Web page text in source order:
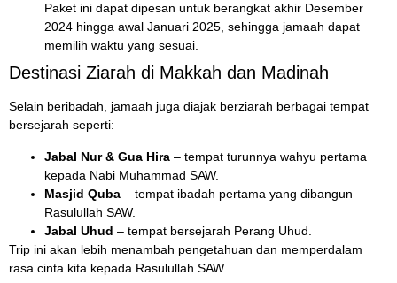
Paket ini dapat dipesan untuk berangkat akhir Desember
2024 hingga awal Januari 2025, sehingga jamaah dapat
memilih waktu yang sesuai.
Destinasi Ziarah di Makkah dan Madinah
Selain beribadah, jamaah juga diajak berziarah berbagai tempat
bersejarah seperti:
Jabal Nur & Gua Hira – tempat turunnya wahyu pertama
kepada Nabi Muhammad SAW.
Masjid Quba – tempat ibadah pertama yang dibangun
Rasulullah SAW.
Jabal Uhud – tempat bersejarah Perang Uhud.
Trip ini akan lebih menambah pengetahuan dan memperdalam
rasa cinta kita kepada Rasulullah SAW.